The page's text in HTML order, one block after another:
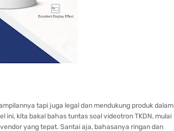
tapi juga legal dan mendukung produk dalam
ini, kita bakal bahas tuntas soal videotron TKDN, mulai
yang tepat. Santai aja, bahasanya ringan dan